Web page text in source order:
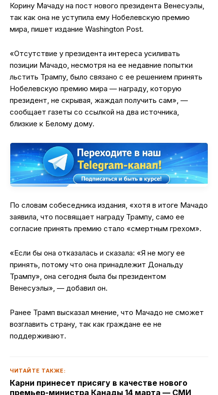
Корину Мачаду на пост нового президента Венесуэлы,
так как она не уступила ему Нобелевскую премию
мира, пишет издание Washington Post.
«Отсутствие у президента интереса усиливать
позиции Мачадо, несмотря на ее недавние попытки
льстить Трампу, было связано с ее решением принять
Нобелевскую премию мира — награду, которую
президент, не скрывая, жаждал получить сам», —
сообщает газеты со ссылкой на два источника,
близкие к Белому дому.
По словам собеседника издания, «хотя в итоге Мачадо
заявила, что посвящает награду Трампу, само ее
согласие принять премию стало «смертным грехом».
«Если бы она отказалась и сказала: «Я не могу ее
принять, потому что она принадлежит Дональду
Трампу», она сегодня была бы президентом
Венесуэлы», — добавил он.
Ранее Трамп высказал мнение, что Мачадо не сможет
возглавить страну, так как граждане ее не
поддерживают.
ЧИТАЙТЕ ТАКЖЕ:
Карни принесет присягу в качестве нового
премьер-министра Канады 14 марта — СМИ